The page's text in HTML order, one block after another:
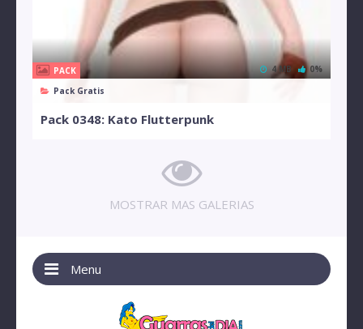
PACK
Pack Gratis
4 MB 0%
Pack 0348: Kato Flutterpunk
MOSTRAR MAS GALERIAS
Menu